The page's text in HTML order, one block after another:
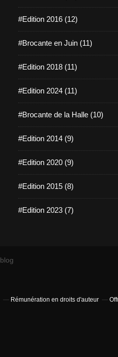
#Edition 2016 (12)
#Brocante en Juin (11)
#Edition 2018 (11)
#Edition 2024 (11)
#Brocante de la Halle (10)
#Edition 2014 (9)
#Edition 2020 (9)
#Edition 2015 (8)
#Edition 2023 (7)
Rémunération en droits d'auteur